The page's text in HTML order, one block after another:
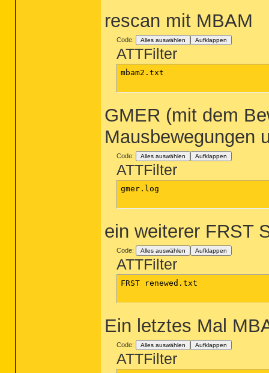
rescan mit MBAM
Code: Alles auswählen Aufklappen
ATTFilter
mbam2.txt
GMER (mit dem
Mausbewegungen
Code: Alles auswählen Aufklappen
ATTFilter
gmer.log
ein weiterer FRST
Code: Alles auswählen Aufklappen
ATTFilter
FRST renewed.txt
Ein letztes Mal
Code: Alles auswählen Aufklappen
ATTFilter